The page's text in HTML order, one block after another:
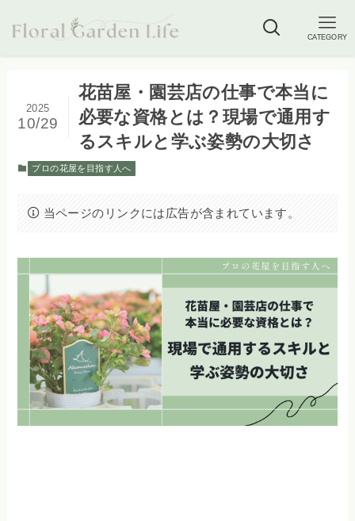
CATEGORY
花苗屋・園芸店の仕事で本当に
必要な資格とは？現場で通用す
るスキルと学ぶ姿勢の大切さ
2025
10/29
プロの花屋を目指す人へ
当ページのリンクには広告が含まれています。